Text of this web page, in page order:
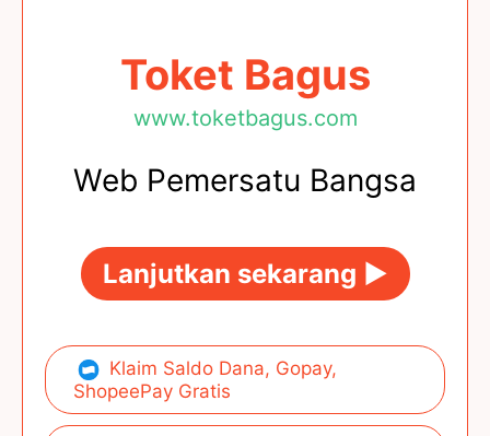
Toket Bagus
www.toketbagus.com
Web Pemersatu Bangsa
Lanjutkan sekarang ►
Klaim Saldo Dana, Gopay,
ShopeePay Gratis